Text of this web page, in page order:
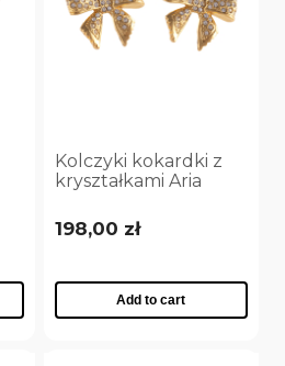
Kolczyki kokardki z
kryształkami Aria
(P25/NUT/09AU)
198,00 zł
Add to cart